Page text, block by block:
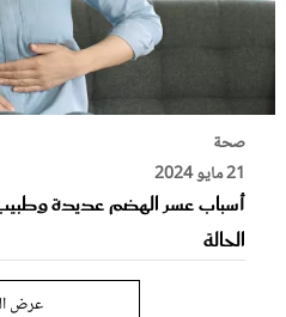
صحة
21 مايو 2024
أسباب عسر الهضم عديدة
الحالة
عرض